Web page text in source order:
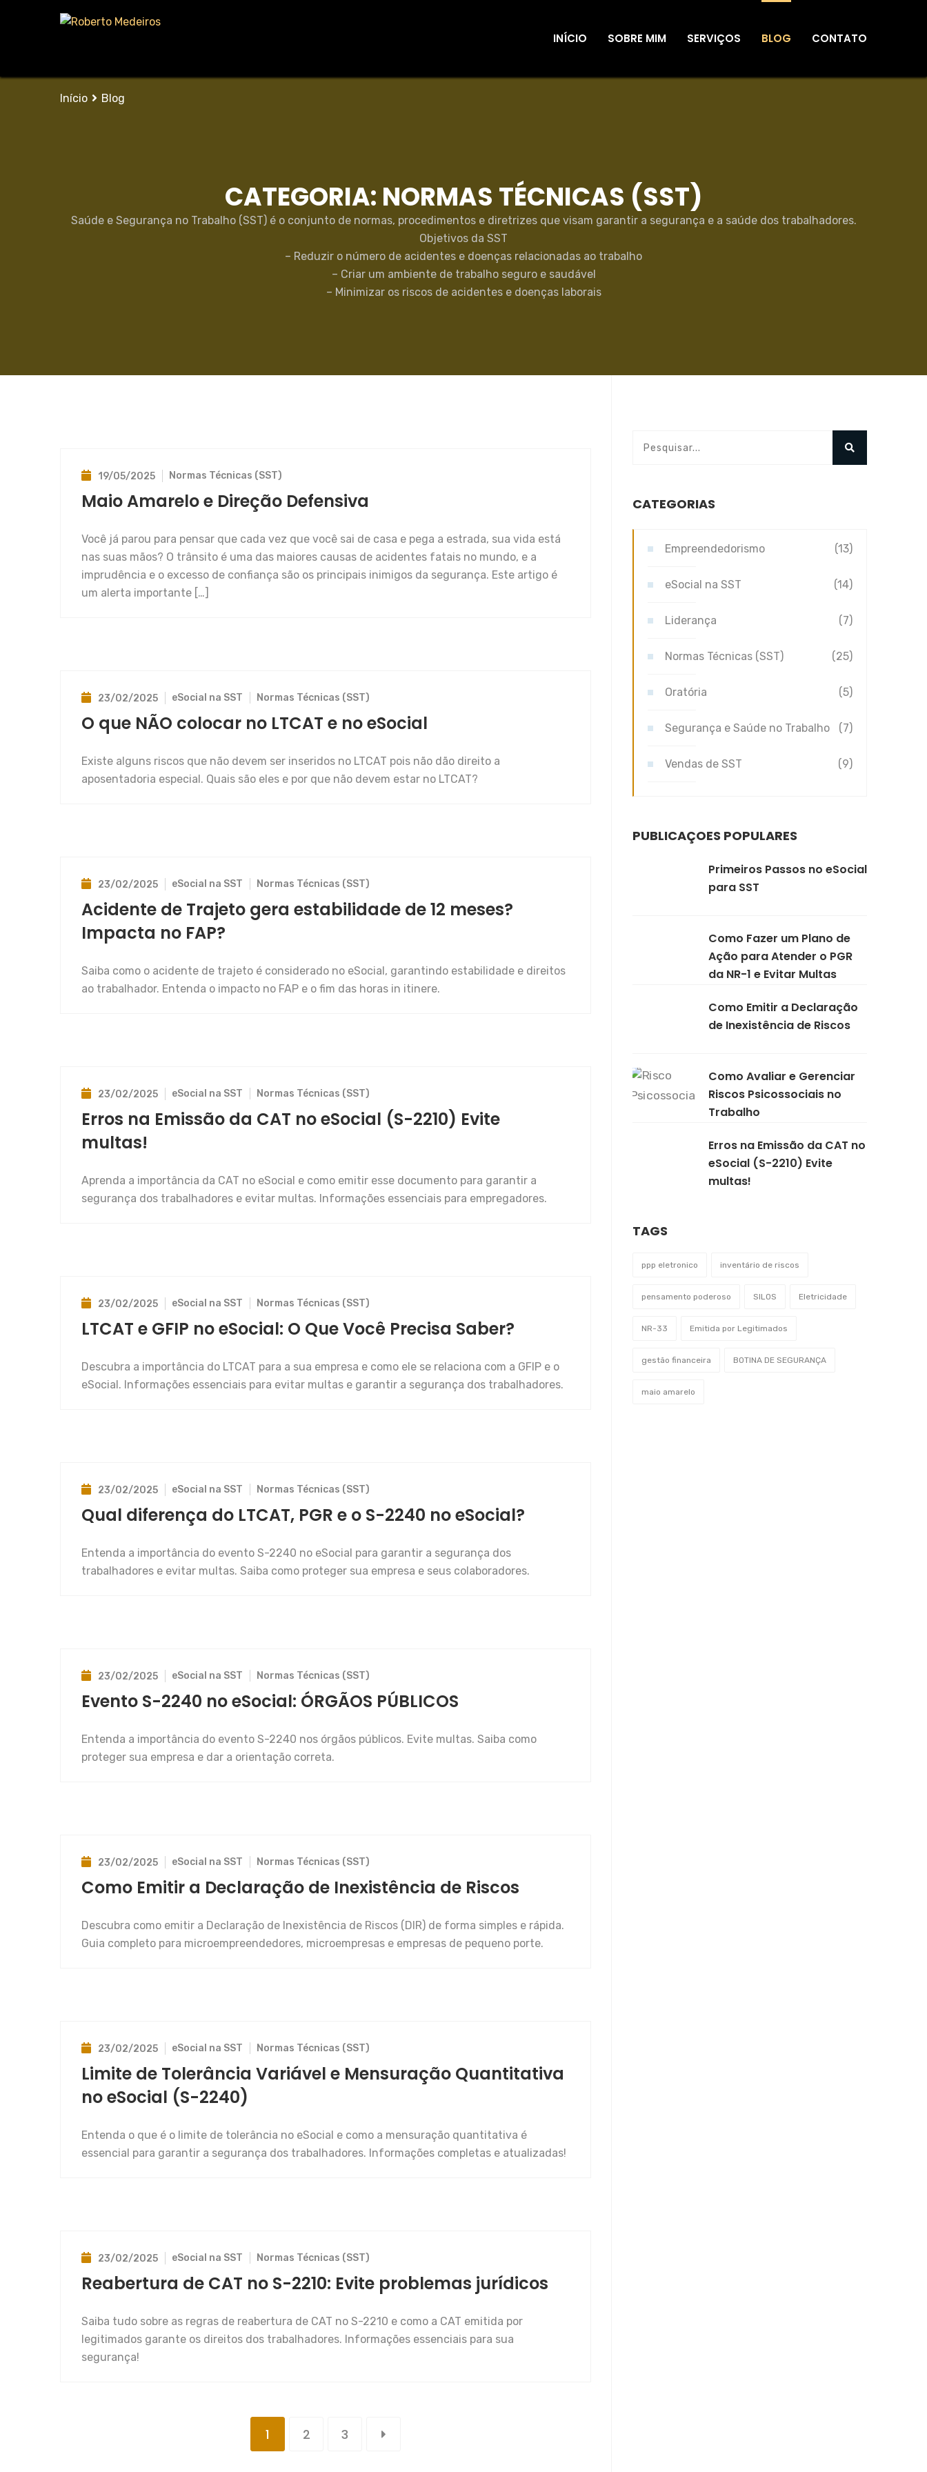
INÍCIO SOBRE MIM SERVIÇOS BLOG CONTATO
Início Blog
CATEGORIA: NORMAS TÉCNICAS (SST)
Saúde e Segurança no Trabalho (SST) é o conjunto de normas, procedimentos e diretrizes que visam garantir a segurança e a saúde dos trabalhadores.
Objetivos da SST
– Reduzir o número de acidentes e doenças relacionadas ao trabalho
– Criar um ambiente de trabalho seguro e saudável
– Minimizar os riscos de acidentes e doenças laborais
19/05/2025 Normas Técnicas (SST)
Maio Amarelo e Direção Defensiva
Você já parou para pensar que cada vez que você sai de casa e pega a estrada, sua vida está
nas suas mãos? O trânsito é uma das maiores causas de acidentes fatais no mundo, e a
imprudência e o excesso de confiança são os principais inimigos da segurança. Este artigo é
um alerta importante […]
23/02/2025 eSocial na SST Normas Técnicas (SST)
O que NÃO colocar no LTCAT e no eSocial
Existe alguns riscos que não devem ser inseridos no LTCAT pois não dão direito a
aposentadoria especial. Quais são eles e por que não devem estar no LTCAT?
23/02/2025 eSocial na SST Normas Técnicas (SST)
Acidente de Trajeto gera estabilidade de 12 meses?
Impacta no FAP?
Saiba como o acidente de trajeto é considerado no eSocial, garantindo estabilidade e direitos
ao trabalhador. Entenda o impacto no FAP e o fim das horas in itinere.
23/02/2025 eSocial na SST Normas Técnicas (SST)
Erros na Emissão da CAT no eSocial (S-2210) Evite
multas!
Aprenda a importância da CAT no eSocial e como emitir esse documento para garantir a
segurança dos trabalhadores e evitar multas. Informações essenciais para empregadores.
23/02/2025 eSocial na SST Normas Técnicas (SST)
LTCAT e GFIP no eSocial: O Que Você Precisa Saber?
Descubra a importância do LTCAT para a sua empresa e como ele se relaciona com a GFIP e o
eSocial. Informações essenciais para evitar multas e garantir a segurança dos trabalhadores.
23/02/2025 eSocial na SST Normas Técnicas (SST)
Qual diferença do LTCAT, PGR e o S-2240 no eSocial?
Entenda a importância do evento S-2240 no eSocial para garantir a segurança dos
trabalhadores e evitar multas. Saiba como proteger sua empresa e seus colaboradores.
23/02/2025 eSocial na SST Normas Técnicas (SST)
Evento S-2240 no eSocial: ÓRGÃOS PÚBLICOS
Entenda a importância do evento S-2240 nos órgãos públicos. Evite multas. Saiba como
proteger sua empresa e dar a orientação correta.
23/02/2025 eSocial na SST Normas Técnicas (SST)
Como Emitir a Declaração de Inexistência de Riscos
Descubra como emitir a Declaração de Inexistência de Riscos (DIR) de forma simples e rápida.
Guia completo para microempreendedores, microempresas e empresas de pequeno porte.
23/02/2025 eSocial na SST Normas Técnicas (SST)
Limite de Tolerância Variável e Mensuração Quantitativa
no eSocial (S-2240)
Entenda o que é o limite de tolerância no eSocial e como a mensuração quantitativa é
essencial para garantir a segurança dos trabalhadores. Informações completas e atualizadas!
23/02/2025 eSocial na SST Normas Técnicas (SST)
Reabertura de CAT no S-2210: Evite problemas jurídicos
Saiba tudo sobre as regras de reabertura de CAT no S-2210 e como a CAT emitida por
legitimados garante os direitos dos trabalhadores. Informações essenciais para sua
segurança!
1 2 3
CATEGORIAS
Empreendedorismo (13)
eSocial na SST (14)
Liderança (7)
Normas Técnicas (SST) (25)
Oratória (5)
Segurança e Saúde no Trabalho (7)
Vendas de SST (9)
PUBLICAÇÕES POPULARES
Primeiros Passos no eSocial
para SST
Como Fazer um Plano de
Ação para Atender o PGR
da NR-1 e Evitar Multas
Como Emitir a Declaração
de Inexistência de Riscos
Como Avaliar e Gerenciar
Riscos Psicossociais no
Trabalho
Erros na Emissão da CAT no
eSocial (S-2210) Evite
multas!
TAGS
ppp eletronico inventário de riscos
pensamento poderoso SILOS Eletricidade
NR-33 Emitida por Legitimados
gestão financeira BOTINA DE SEGURANÇA
maio amarelo